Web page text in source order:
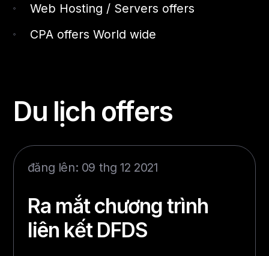
Web Hosting / Servers offers
CPA offers World wide
Du lịch offers
đăng lên: 09 thg 12 2021
Ra mắt chương trình
liên kết DFDS